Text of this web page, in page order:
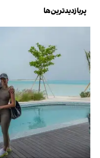
پربازدیدترین‌ها